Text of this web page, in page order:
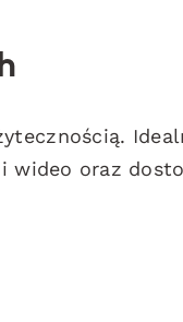
wideo oraz